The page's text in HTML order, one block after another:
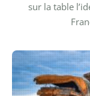
sur la table